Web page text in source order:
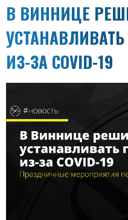
В ВИННИЦЕ
ИЗ-ЗА COVID-19